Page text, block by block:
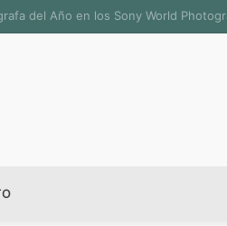
Valtierra» en la Fototeca de Zacatecas